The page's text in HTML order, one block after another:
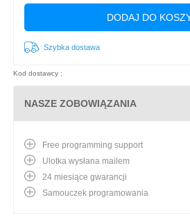
DODAJ DO
Szybka dostawa
Kod dostawcy :
NASZE ZOBOWIĄZANIA
Free programming support
Ulotka wysłana mailem
24 miesiące gwarancji
Samouczek programowania